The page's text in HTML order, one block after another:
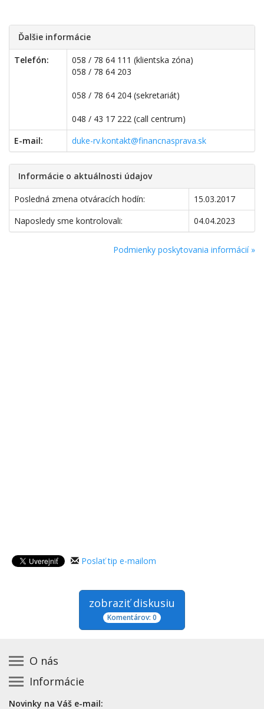
Ďalšie informácie
Telefón:
058 / 78 64 111 (klientska zóna)
058 / 78 64 203
058 / 78 64 204 (sekretariát)
048 / 43 17 222 (call centrum)
E-mail:
duke-rv.kontakt@financnasprava.sk
Informácie o aktuálnosti údajov
Posledná zmena otváracích hodín:
15.03.2017
Naposledy sme kontrolovali:
04.04.2023
Podmienky poskytovania informácií »
Poslať tip e-mailom
zobraziť diskusiu
Komentárov: 0
O nás
Kontakt na prevádzkovateľa
Informácie
Základná registrácia otváracích hodín zadarmo
Novinky na Váš e-mail: